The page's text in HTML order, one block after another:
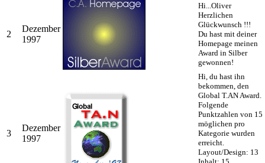
2
Dezember
1997
Hi...Oliver
Herzlichen
Glückwunsch !!!
Du hast mit deiner
Homepage meinen
Award in Silber
gewonnen!
3
Dezember
1997
Hi, du hast ihn
bekommen, den
Global T.AN Award.
Folgende
Punktzahlen von 15
möglichen pro
Kategorie wurden
erreicht.
Layout/Design: 13